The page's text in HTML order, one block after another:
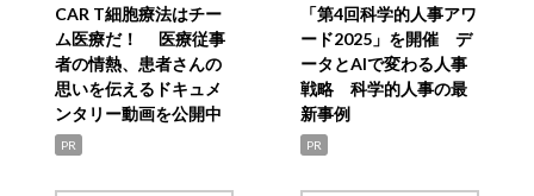
CAR T細胞療法はチー
ム医療だ！ 医療従事
者の情熱、患者さんの
思いを伝えるドキュメ
ンタリー動画を公開中
PR
「第4回科学的人事アワ
ード2025」を開催 デ
ータとAIで変わる人事
戦略 科学的人事の最
新事例
PR